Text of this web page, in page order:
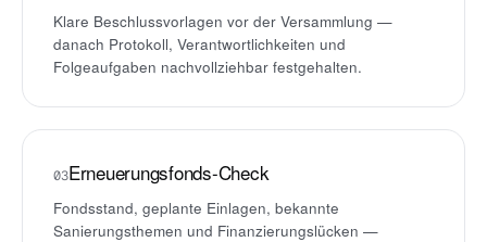
Klare Beschlussvorlagen vor der Versammlung —
danach Protokoll, Verantwortlichkeiten und
Folgeaufgaben nachvollziehbar festgehalten.
03Erneuerungsfonds-Check
Fondsstand, geplante Einlagen, bekannte
Sanierungsthemen und Finanzierungslücken —